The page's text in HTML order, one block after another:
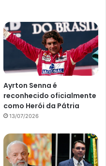
Ayrton Senna é
reconhecido oficialmente
como Herói da Pátria
13/07/2026